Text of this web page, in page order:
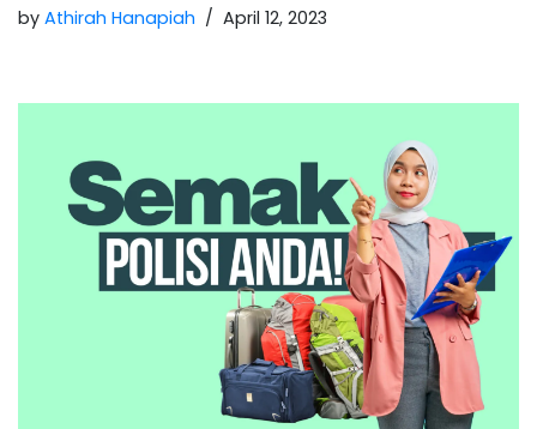
by Athirah Hanapiah April 12, 2023